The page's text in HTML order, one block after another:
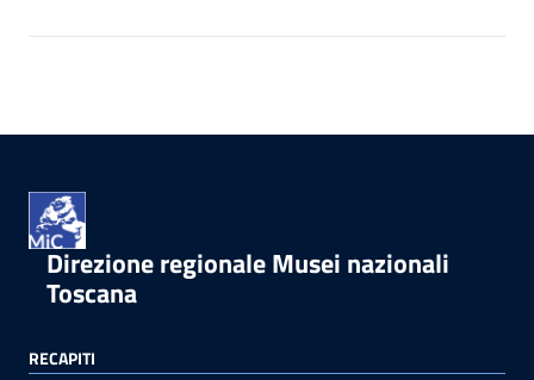
Direzione regionale Musei nazionali
Toscana
RECAPITI